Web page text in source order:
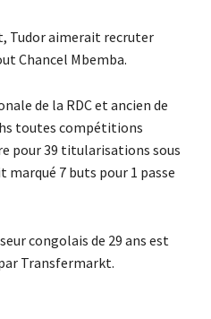
Tudor aimerait recruter
Chancel Mbemba.
de la RDC et ancien de
toutes compétitions
pour 39 titularisations sous
marqué 7 buts pour 1 passe
congolais de 29 ans est
Transfermarkt.